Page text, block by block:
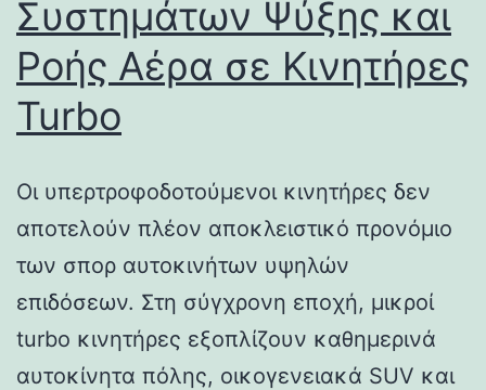
Συστημάτων Ψύξης και
Ροής Αέρα σε Κινητήρες
Turbo
Οι υπερτροφοδοτούμενοι κινητήρες δεν
αποτελούν πλέον αποκλειστικό προνόμιο
των σπορ αυτοκινήτων υψηλών
επιδόσεων. Στη σύγχρονη εποχή, μικροί
turbo κινητήρες εξοπλίζουν καθημερινά
αυτοκίνητα πόλης, οικογενειακά SUV και